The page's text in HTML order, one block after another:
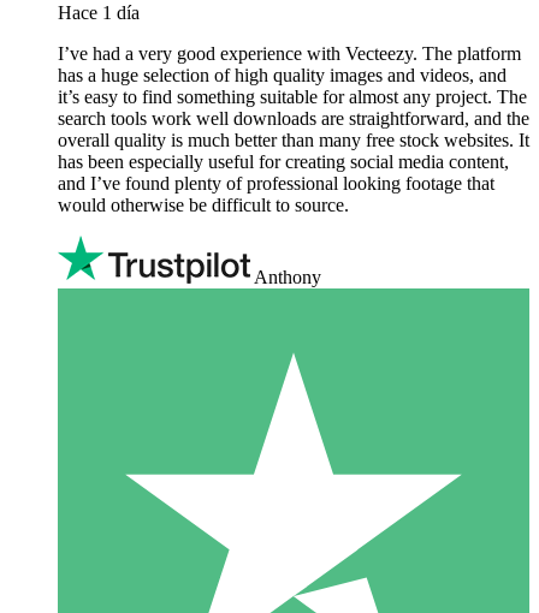
Hace 1 día
I’ve had a very good experience with Vecteezy. The platform
has a huge selection of high quality images and videos, and
it’s easy to find something suitable for almost any project. The
search tools work well downloads are straightforward, and the
overall quality is much better than many free stock websites. It
has been especially useful for creating social media content,
and I’ve found plenty of professional looking footage that
would otherwise be difficult to source.
Anthony